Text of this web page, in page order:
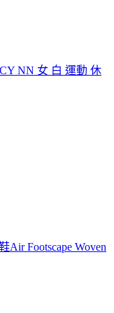
NN 女 白 運動 休
Footscape Woven